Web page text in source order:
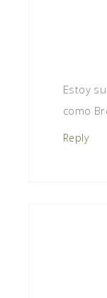
Estoy
como
Reply